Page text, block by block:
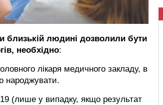
близькій людині дозволили бути
необхідно:
лікаря медичного закладу, в
народжувати.
(лише у випадку, якщо результат